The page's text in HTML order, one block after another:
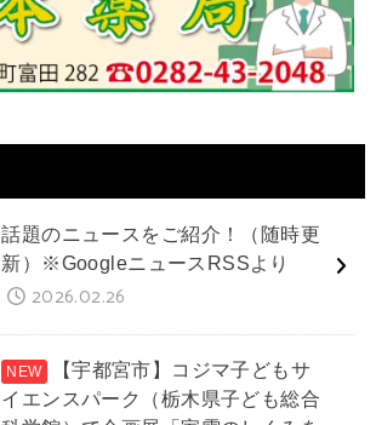
話題のニュースをご紹介！（随時更
新）※GoogleニュースRSSより
2026.02.26
【宇都宮市】コジマ子どもサ
イエンスパーク（栃木県子ども総合